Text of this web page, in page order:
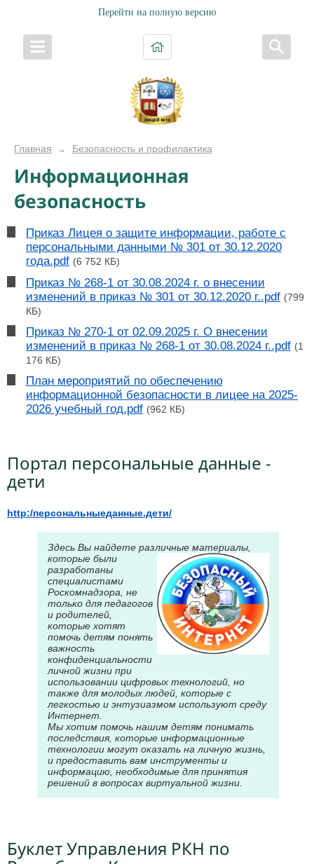
Перейти на полную версию
Главная → Безопасность и профилактика
Информационная
безопасность
Приказ Лицея о защите информации, работе с
персональными данными № 301 от 30.12.2020
года.pdf (6 752 КБ)
Приказ № 268-1 от 30.08.2024 г. о внесении
изменений в приказ № 301 от 30.12.2020 г..pdf (799
КБ)
Приказ № 270-1 от 02.09.2025 г. О внесении
изменений в приказ № 268-1 от 30.08.2024 г..pdf (1
176 КБ)
План мероприятий по обеспечению
информационной безопасности в лицее на 2025-
2026 учебный год.pdf (962 КБ)
Портал персональные данные -
дети
http:/персональныеданные.дети/
Здесь Вы найдете различные материалы,
которые были
разработаны
специалистами
Роскомнадзора, не
только для педагогов
и родителей,
которые хотят
помочь детям понять
важность
конфиденциальности
личной жизни при
использовании цифровых технологий, но
также для молодых людей, которые с
легкостью и энтузиазмом используют среду
Интернет.
Мы хотим помочь нашим детям понимать
последствия, которые информационные
технологии могут оказать на личную жизнь,
и предоставить вам инструменты и
информацию, необходимые для принятия
решений в вопросах виртуальной жизни.
Буклет Управления РКН по